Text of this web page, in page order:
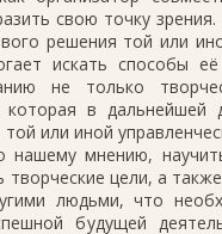
свою точку
решения той или
искать способы
не только
которая в дальнейшей
или иной
нашему мнению,
творческие цели, а
людьми, что
будущей